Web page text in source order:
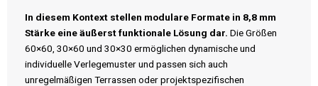
In diesem Kontext stellen modulare Formate in 8,8 mm
Stärke eine äußerst funktionale Lösung dar. Die Größen
60×60, 30×60 und 30×30 ermöglichen dynamische und
individuelle Verlegemuster und passen sich auch
unregelmäßigen Terrassen oder projektspezifischen